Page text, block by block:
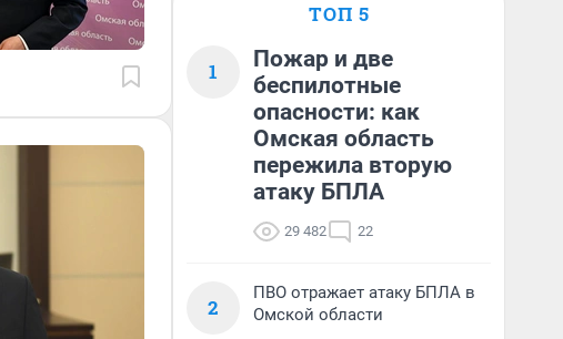
ТОП 5
1
Пожар и две
беспилотные
опасности: как
Омская область
пережила вторую
атаку БПЛА
29 482 22
2
ПВО отражает атаку БПЛА в
Омской области